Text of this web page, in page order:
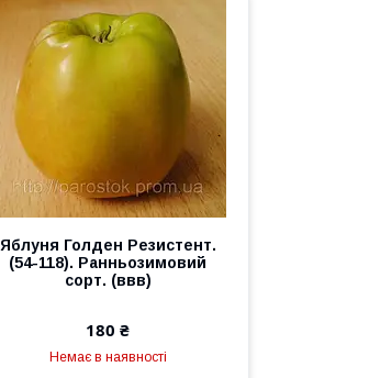
Яблуня Голден Резистент.
(54-118). Ранньозимовий
сорт. (ввв)
180 ₴
Немає в наявності